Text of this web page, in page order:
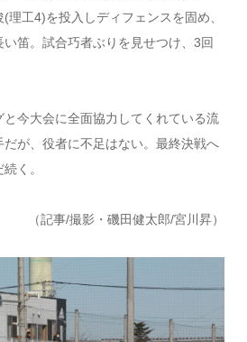
理工4)を投入しディフェンスを固め、
笛。試合巧者ぶりを見せつけ、3回
今大会に全面協力してくれている流
が、役者に不足はない。最終決戦へ
く。
（記事/撮影・磯田健太郎/宮川昇）